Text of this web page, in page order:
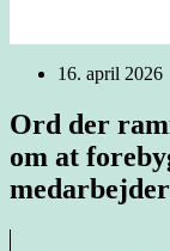
16. april 2026
Ord der
om at